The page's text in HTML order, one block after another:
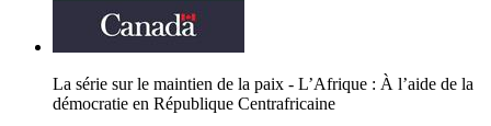
La série sur le maintien de la paix - L’Afrique : À l’aide de la
démocratie en République Centrafricaine